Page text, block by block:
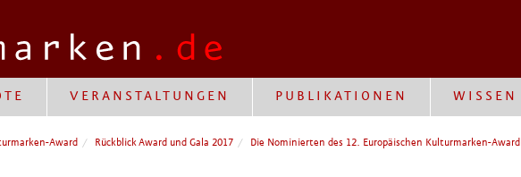
VERANSTALTUNGEN PUBLIKATIONEN WISSEN
Award Rückblick Award und Gala 2017 Die Nominierten des 12. Europäischen Kulturmarken-Award